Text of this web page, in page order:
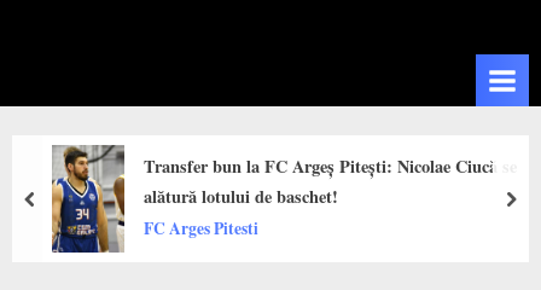
Transfer bun la FC Argeș Pitești: Nicolae Ciucă se
alătură lotului de baschet!
FC Arges Pitesti
prev next